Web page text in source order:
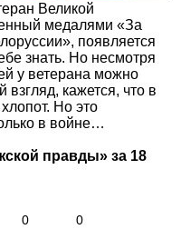
Великой
медалями «За
появляется
знать. Но несмотря
у ветерана можно
кажется, что в
Но это
в войне…
правды» за 18
0 0